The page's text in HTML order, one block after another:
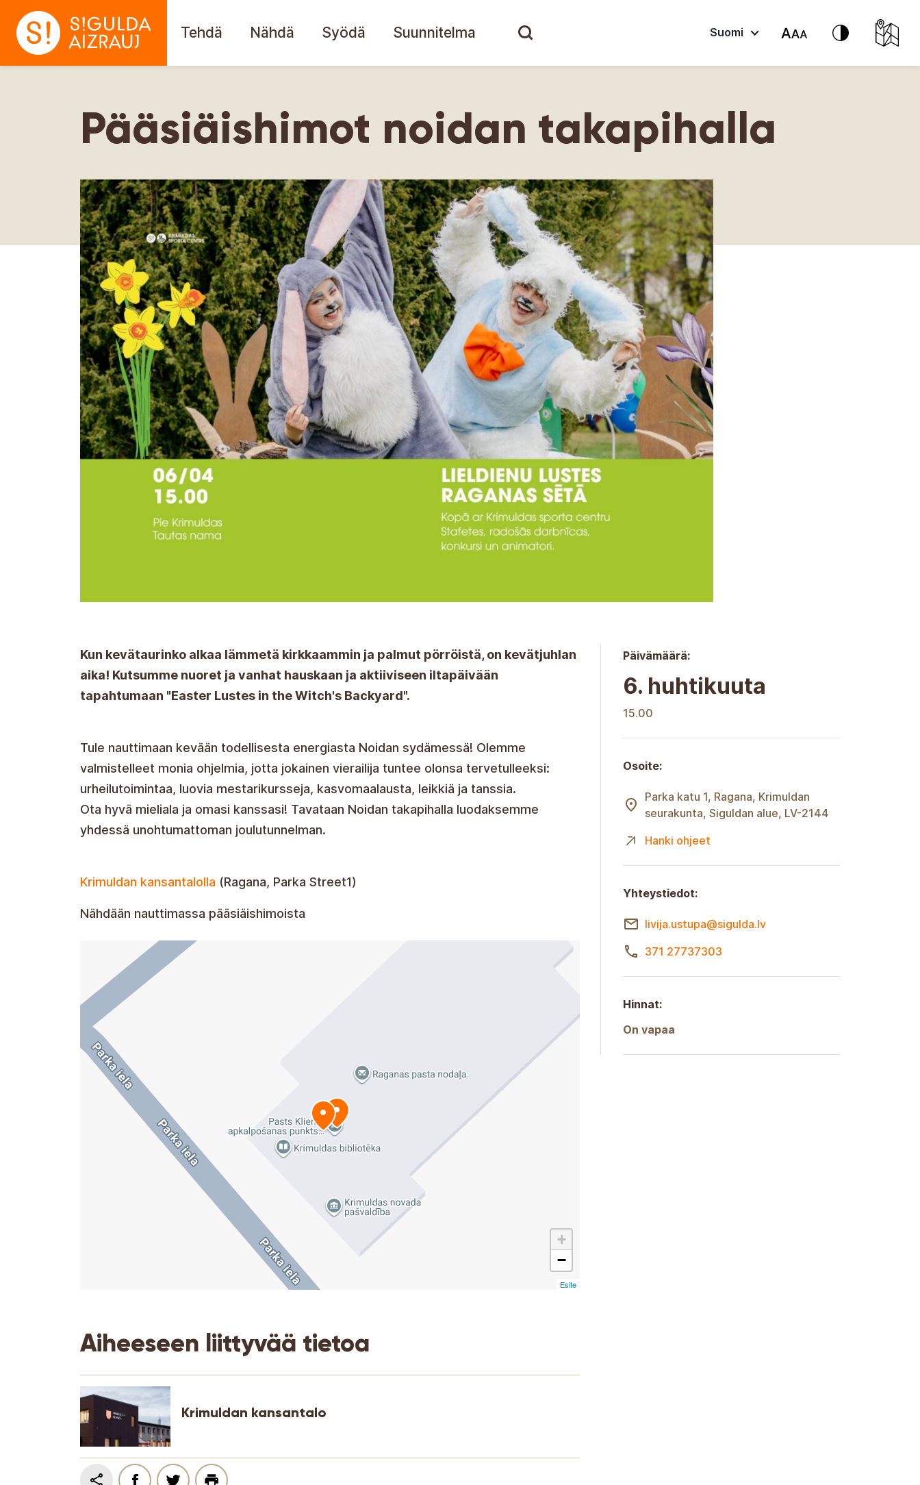
Tehdä Nähdä Syödä Suunnitelma Suomi
Pääsiäishimot noidan takapihalla
Kun kevätaurinko alkaa lämmetä kirkkaammin ja palmut pörröistä, on kevätjuhlan
aika! Kutsumme nuoret ja vanhat hauskaan ja aktiiviseen iltapäivään
tapahtumaan "Easter Lustes in the Witch's Backyard".
Tule nauttimaan kevään todellisesta energiasta Noidan sydämessä! Olemme
valmistelleet monia ohjelmia, jotta jokainen vierailija tuntee olonsa tervetulleeksi:
urheilutoimintaa, luovia mestarikursseja, kasvomaalausta, leikkiä ja tanssia.
Ota hyvä mieliala ja omasi kanssasi! Tavataan Noidan takapihalla luodaksemme
yhdessä unohtumattoman joulutunnelman.
Krimuldan kansantalolla (Ragana, Parka Street1)
Nähdään nauttimassa pääsiäishimoista
+
−
Esite
Aiheeseen liittyvää tietoa
Krimuldan kansantalo
Päivämäärä:
6. huhtikuuta
15.00
Osoite:
Parka katu 1, Ragana, Krimuldan
seurakunta, Siguldan alue, LV-2144
Hanki ohjeet
Yhteystiedot:
livija.ustupa@sigulda.lv
371 27737303
Hinnat:
On vapaa